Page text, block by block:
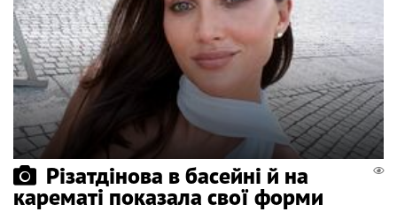
Різатдінова в басейні й на
карематі показала свої форми